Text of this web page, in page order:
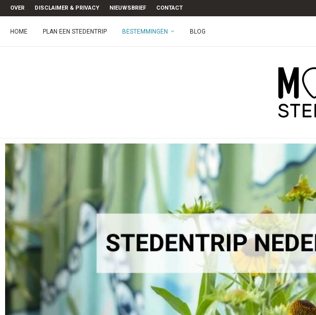
OVER DISCLAIMER & PRIVACY NIEUWSBRIEF CONTACT
HOME PLAN EEN STEDENTRIP BESTEMMINGEN BLOG